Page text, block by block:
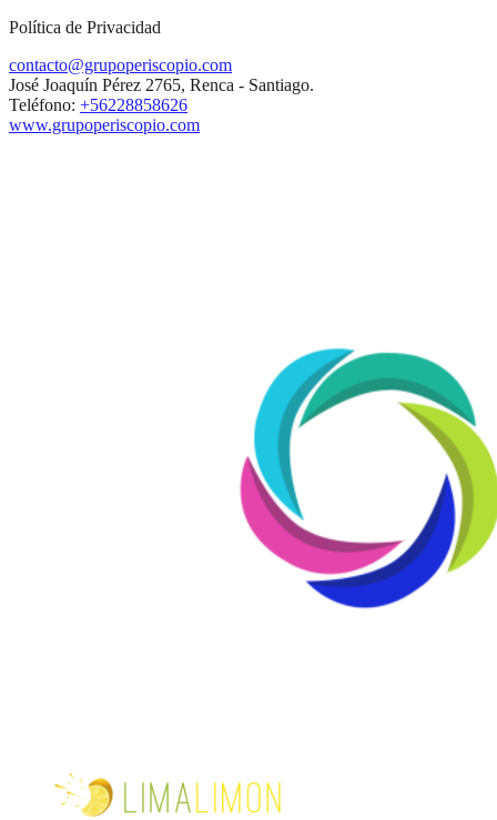
Política de Privacidad
contacto@grupoperiscopio.com
José Joaquín Pérez 2765, Renca - Santiago.
Teléfono: +56228858626
www.grupoperiscopio.com